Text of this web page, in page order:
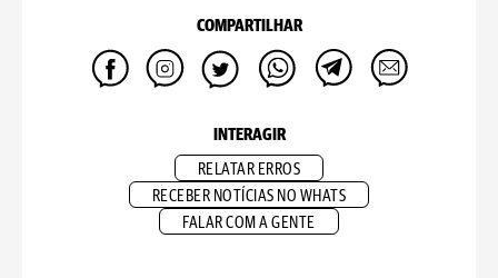
COMPARTILHAR
INTERAGIR
RELATAR ERROS
RECEBER NOTÍCIAS NO WHATS
FALAR COM A GENTE